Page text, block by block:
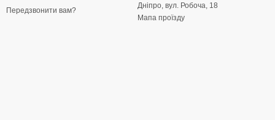
Передзвонити вам?
Дніпро, вул. Робоча, 18
Мапа проїзду